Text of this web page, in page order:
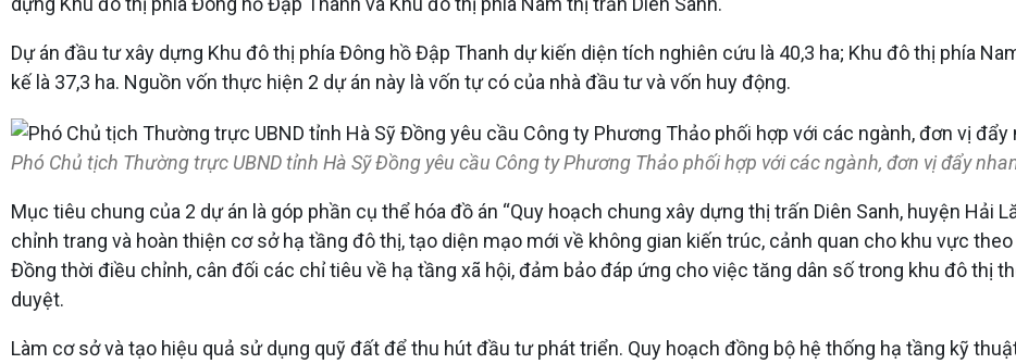
Dự án đầu tư xây dựng Khu đô thị phía Đông hồ Đập Thanh dự kiến diện tích nghiên cứu là 40,3 ha; Khu đô thị phía
kế là 37,3 ha. Nguồn vốn thực hiện 2 dự án này là vốn tự có của nhà đầu tư và vốn huy động.
Phó Chủ tịch Thường trực UBND tỉnh Hà Sỹ Đồng yêu cầu Công ty Phương Thảo phối hợp với các ngành, đơn vị đẩy
Mục tiêu chung của 2 dự án là góp phần cụ thể hóa đồ án “Quy hoạch chung xây dựng thị trấn Diên Sanh, huyện Hải
chỉnh trang và hoàn thiện cơ sở hạ tầng đô thị, tạo diện mạo mới về không gian kiến trúc, cảnh quan cho khu vực
Đồng thời điều chỉnh, cân đối các chỉ tiêu về hạ tầng xã hội, đảm bảo đáp ứng cho việc tăng dân số trong khu đô thị
duyệt.
Làm cơ sở và tạo hiệu quả sử dụng quỹ đất để thu hút đầu tư phát triển. Quy hoạch đồng bộ hệ thống hạ tầng kỹ